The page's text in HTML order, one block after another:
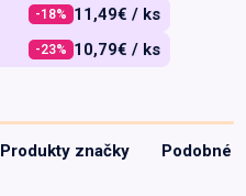
-18% 11,49€ / ks
-23% 10,79€ / ks
Produkty značky Podobné